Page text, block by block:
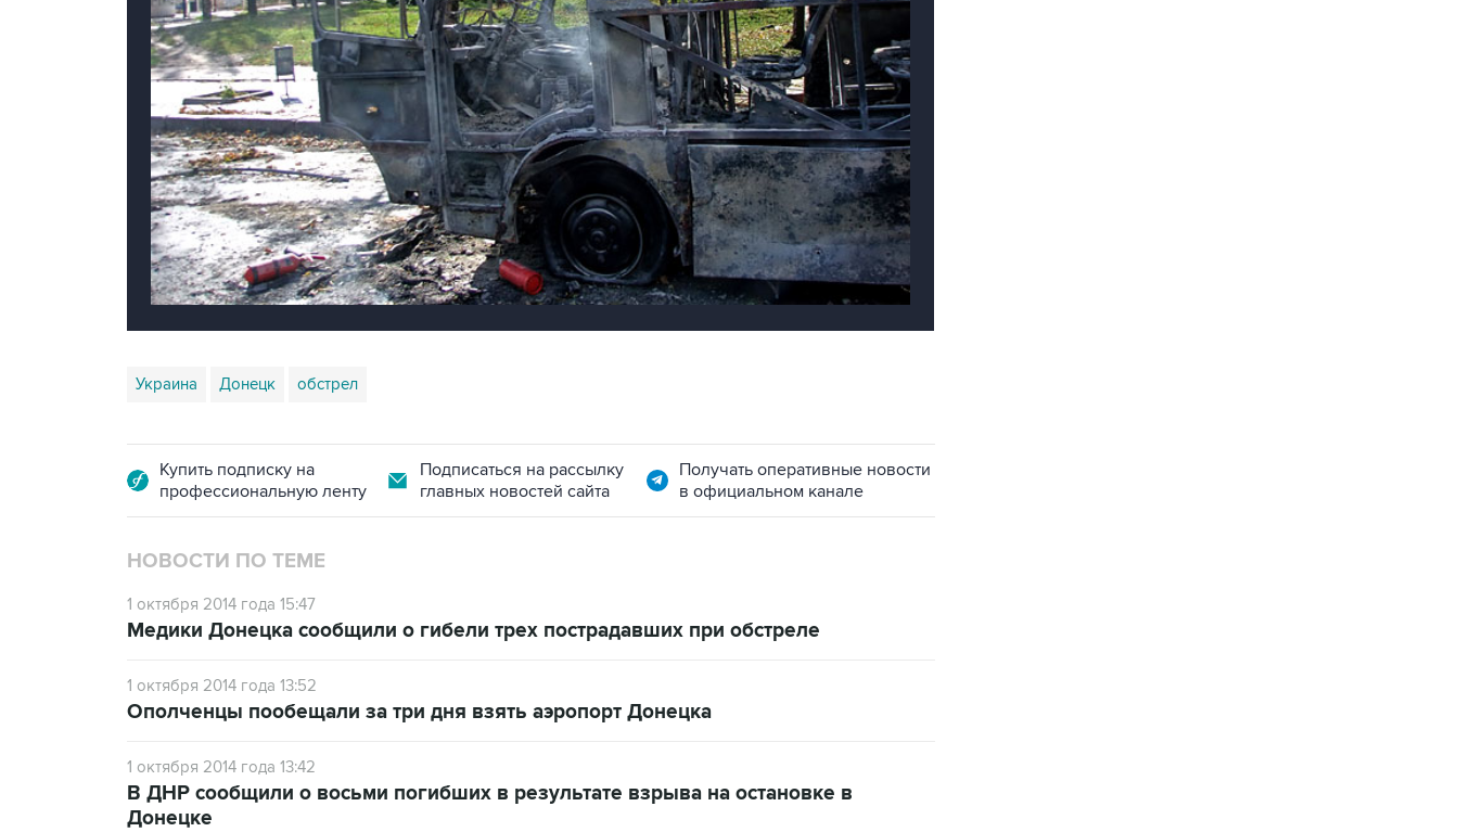
Украина Донецк обстрел
Купить подписку на
профессиональную ленту
Подписаться на рассылку
главных новостей сайта
Получать оперативные новости
в официальном канале
НОВОСТИ ПО ТЕМЕ
1 октября 2014 года 15:47
Медики Донецка сообщили о гибели трех пострадавших при обстреле
1 октября 2014 года 13:52
Ополченцы пообещали за три дня взять аэропорт Донецка
1 октября 2014 года 13:42
В ДНР сообщили о восьми погибших в результате взрыва на остановке в
Донецке